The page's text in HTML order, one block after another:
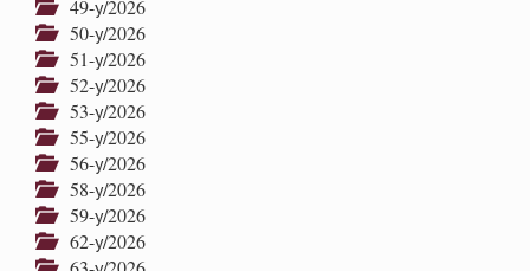
49-у/2026
50-у/2026
51-у/2026
52-у/2026
53-у/2026
55-у/2026
56-у/2026
58-у/2026
59-у/2026
62-у/2026